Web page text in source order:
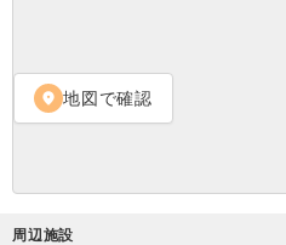
location_on 地図で確認
周辺施設